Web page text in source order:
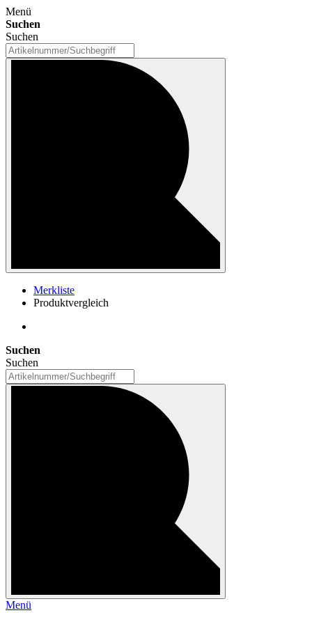
Menü
Suchen
Suchen
Merkliste
Produktvergleich
Suchen
Suchen
Menü